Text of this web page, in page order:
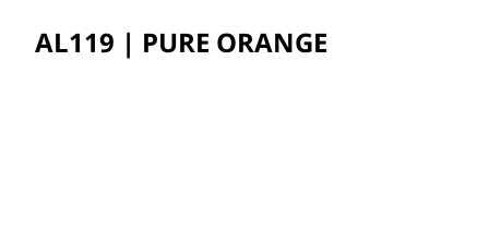
AL119 | PURE ORANGE